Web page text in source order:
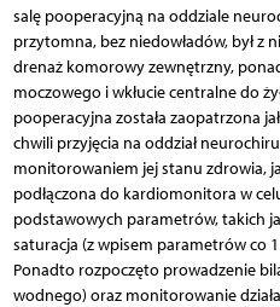
salę pooperacyjną na oddziale
przytomna, bez niedowładów, był z
drenaż komorowy zewnętrzny,
moczowego i wkłucie centralne do
pooperacyjna została zaopatrzona
chwili przyjęcia na oddział
monitorowaniem jej stanu zdrowia,
podłączona do kardiomonitora w
podstawowych parametrów, takich
saturacja (z wpisem parametrów co
Ponadto rozpoczęto prowadzenie
wodnego) oraz monitorowanie